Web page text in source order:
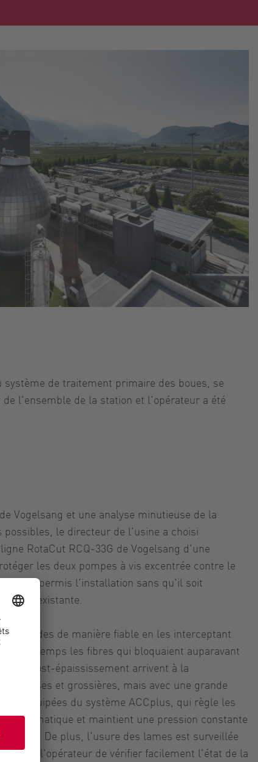
de traitement primaire des boues, se
l'ensemble de la station et l'opérateur a été
Vogelsang et une analyse minutieuse de la
le directeur de l'usine a choisi
RotaCut RCQ-33G de Vogelsang d'une
les deux pompes à vis excentrée contre le
ligne a permis l'installation sans qu'il soit
existante.
lourdes de manière fiable en les interceptant
même temps les fibres qui bloquaient auparavant
post-épaississement arrivent à la
fibreuses et grossières, mais avec une grande
équipées du système ACCplus, qui règle les
automatique et maintient une pression constante
coupe. De plus, l'usure des lames est surveillée
à l'opérateur de vérifier facilement l'état de la